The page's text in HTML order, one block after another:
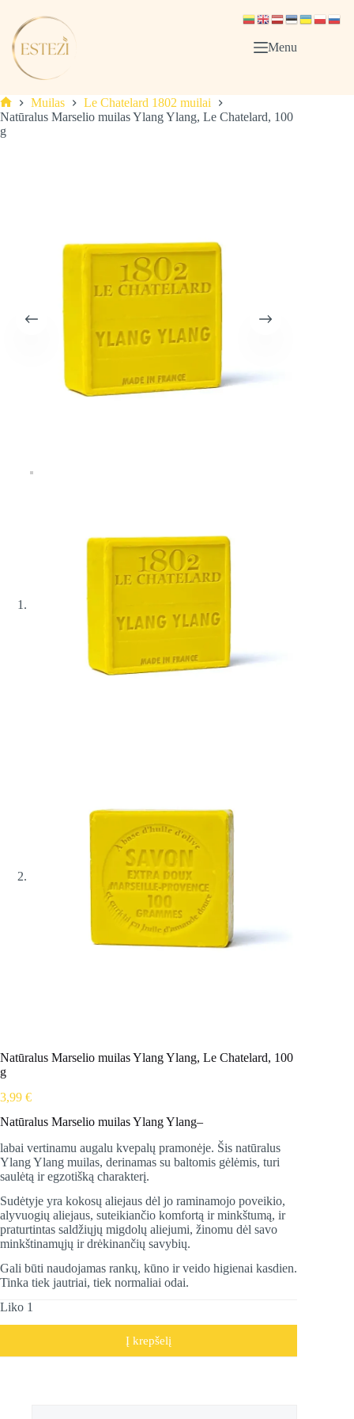
content
Menu
Pagrindinis
Muilas
Le Chatelard 1802 muilai
Natūralus Marselio muilas Ylang Ylang, Le Chatelard, 100
g
Natūralus Marselio muilas Ylang Ylang, Le Chatelard, 100
g
3,99 €
Natūralus Marselio muilas Ylang Ylang–
labai vertinamu augalu kvepalų pramonėje. Šis natūralus
Ylang Ylang muilas, derinamas su baltomis gėlėmis, turi
saulėtą ir egzotišką charakterį.
Sudėtyje yra kokosų aliejaus dėl jo raminamojo poveikio,
alyvuogių aliejaus, suteikiančio komfortą ir minkštumą, ir
praturtintas saldžiųjų migdolų aliejumi, žinomu dėl savo
minkštinamųjų ir drėkinančių savybių.
Gali būti naudojamas rankų, kūno ir veido higienai kasdien.
Tinka tiek jautriai, tiek normaliai odai.
Liko 1
Į krepšelį